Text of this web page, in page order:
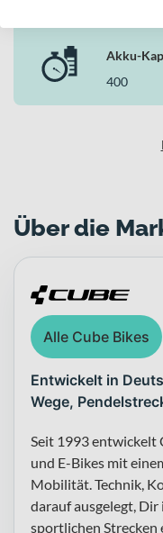
Akku-
400
Über die
Alle Cube Bikes
Entwickelt in
Wege,
Seit 1993 entwickelt
und E-Bikes mit
Mobilität. Technik,
darauf ausgelegt,
sportlichen Strecken